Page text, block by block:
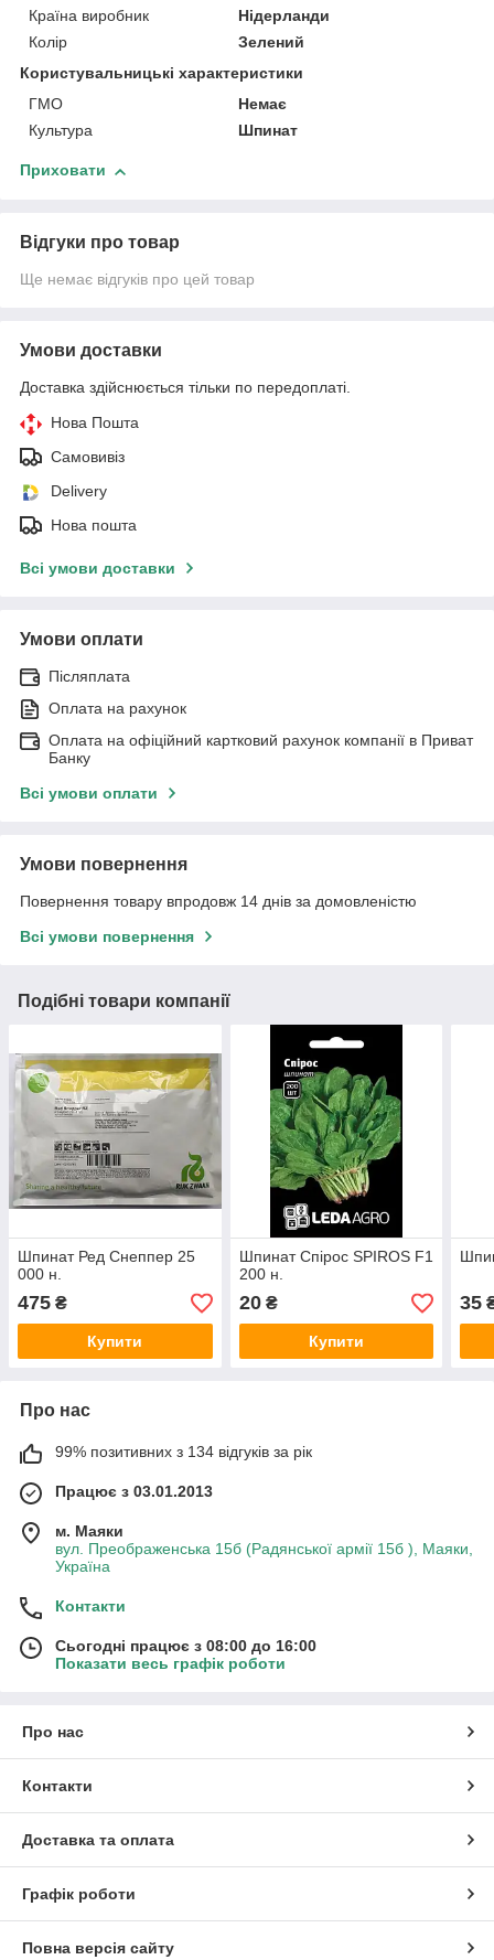
Країна виробник
Нідерланди
Колір
Зелений
Користувальницькі характеристики
ГМО
Немає
Культура
Шпинат
Приховати
Відгуки про товар
Ще немає відгуків про цей товар
Умови доставки
Доставка здійснюється тільки по передоплаті.
Нова Пошта
Самовивіз
Delivery
Нова пошта
Всі умови доставки
Умови оплати
Післяплата
Оплата на рахунок
Оплата на офіційний картковий рахунок компанії в Приват
Банку
Всі умови оплати
Умови повернення
Повернення товару впродовж 14 днів за домовленістю
Всі умови повернення
Подібні товари компанії
Шпинат Ред Снеппер 25
000 н.
475 ₴
Купити
Шпинат Спірос SPIROS F1
200 н.
20₴
Купити
35
Про нас
99% позитивних з 134 відгуків за рік
Працює з 03.01.2013
м. Маяки
вул. Преображенська 15б (Радянської армії 15б ), Маяки,
Україна
Контакти
Сьогодні працює з 08:00 до 16:00
Показати весь графік роботи
Про нас
Контакти
Доставка та оплата
Графік роботи
Повна версія сайту